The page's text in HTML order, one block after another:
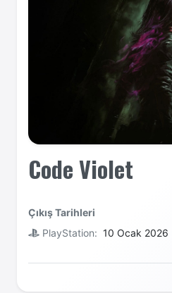
Code Violet
Çıkış Tarihleri
PlayStation: 10 Ocak 2026